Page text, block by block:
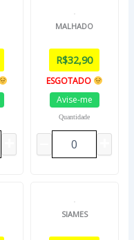
MALHADO
R$32,90
ESGOTADO
Avise-me
Quantidade
SIAMES